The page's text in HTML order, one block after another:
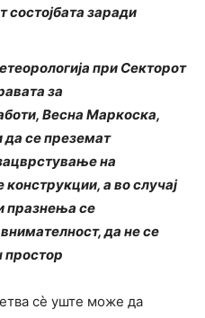
состојбата заради
при Секторот
за
Весна Маркоска,
да се преземат
на
а во случај
празнења се
да не се
простор
сѐ уште може да